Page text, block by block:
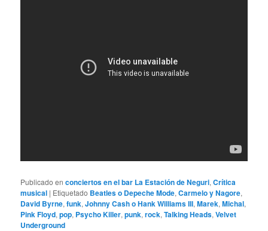
Publicado en conciertos en el bar La Estación de Neguri,Crítica
musical | Etiquetado Beatles o Depeche Mode,Carmelo y Nagore,
David Byrne,funk,Johnny Cash o Hank Williams III,Marek,Michal,
Pink Floyd,pop, Psycho Killer,punk,rock,Talking Heads,Velvet
Underground